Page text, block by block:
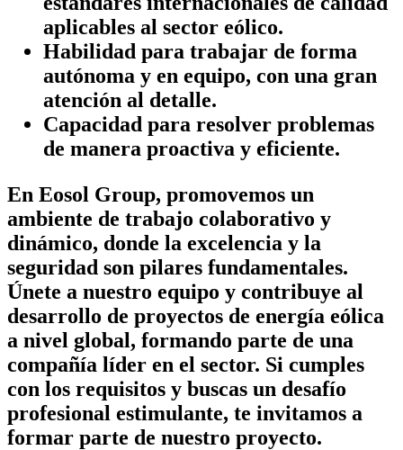
aplicables al sector eólico.
Habilidad para trabajar de forma
autónoma y en equipo, con una gran
atención al detalle.
Capacidad para resolver problemas
de manera proactiva y eficiente.
En Eosol Group, promovemos un
ambiente de trabajo colaborativo y
dinámico, donde la excelencia y la
seguridad son pilares fundamentales.
Únete a nuestro equipo y contribuye al
desarrollo de proyectos de energía eólica
a nivel global, formando parte de una
compañía líder en el sector. Si cumples
con los requisitos y buscas un desafío
profesional estimulante, te invitamos a
formar parte de nuestro proyecto.